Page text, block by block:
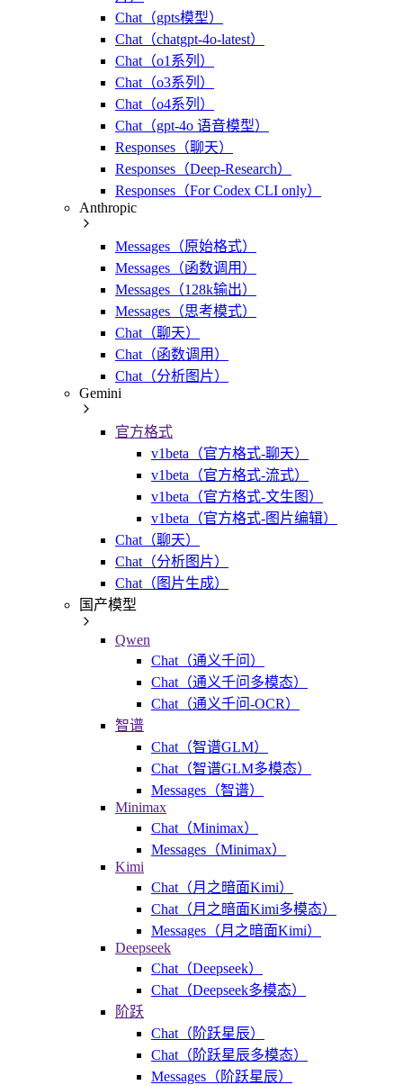
Chat（gpts模型）
Chat（chatgpt-4o-latest）
Chat（o1系列）
Chat（o3系列）
Chat（o4系列）
Chat（gpt-4o 语音模型）
Responses（聊天）
Responses（Deep-Research）
Responses（For Codex CLI only）
Anthropic
Messages（原始格式）
Messages（函数调用）
Messages（128k输出）
Messages（思考模式）
Chat（聊天）
Chat（函数调用）
Chat（分析图片）
Gemini
官方格式
v1beta（官方格式-聊天）
v1beta（官方格式-流式）
v1beta（官方格式-文生图）
v1beta（官方格式-图片编辑）
Chat（聊天）
Chat（分析图片）
Chat（图片生成）
国产模型
Qwen
Chat（通义千问）
Chat（通义千问多模态）
Chat（通义千问-OCR）
智谱
Chat（智谱GLM）
Chat（智谱GLM多模态）
Messages（智谱）
Minimax
Chat（Minimax）
Messages（Minimax）
Kimi
Chat（月之暗面Kimi）
Chat（月之暗面Kimi多模态）
Messages（月之暗面Kimi）
Deepseek
Chat（Deepseek）
Chat（Deepseek多模态）
阶跃
Chat（阶跃星辰）
Chat（阶跃星辰多模态）
Messages（阶跃星辰）